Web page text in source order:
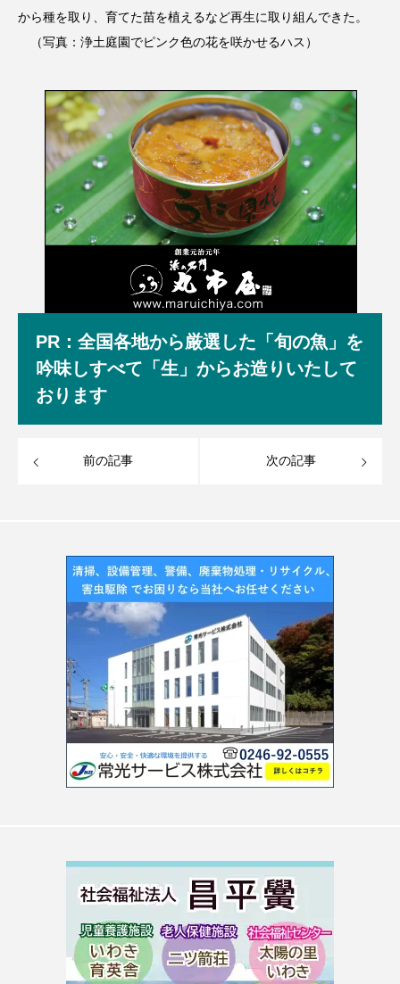
から種を取り、育てた苗を植えるなど再生に取り組んできた。
（写真：浄土庭園でピンク色の花を咲かせるハス）
PR：全国各地から厳選した「旬の魚」を
吟味しすべて「生」からお造りいたして
おります
前の記事 次の記事